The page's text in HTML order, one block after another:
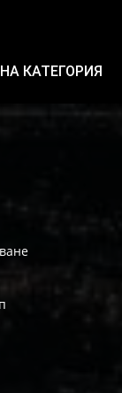
КАТЕГОРИЯ